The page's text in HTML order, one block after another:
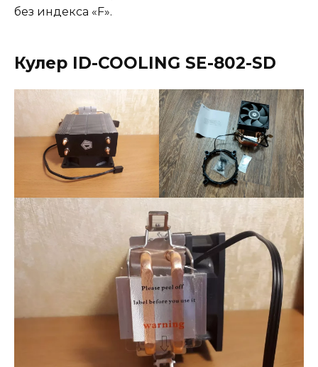
без индекса «F».
Кулер ID-COOLING SE-802-SD